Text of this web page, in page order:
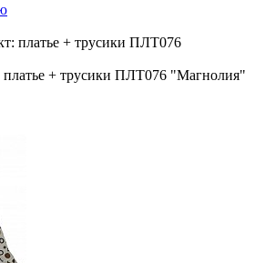
+ трусики ПЛТ076 "Магнолия"